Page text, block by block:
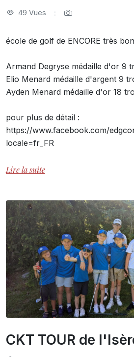
49 Vues
école de golf de ENCORE très
Armand Degryse médaille d'or 9
Elio Menard médaille d'argent 9
Ayden Menard médaille d'or 18
pour plus de détail :
https://www.facebook.com/
locale=fr_FR
Lire la suite
CKT TOUR de